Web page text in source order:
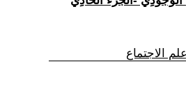
الاجتماع